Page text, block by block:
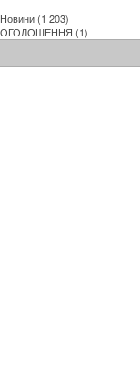
Новини (1 203)
ОГОЛОШЕННЯ (1)